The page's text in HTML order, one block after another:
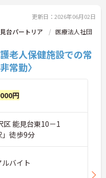
更新日：2026年06月02日
台パートリア
医療法人社団
老人保健施設での常
常勤〉
円
区 能見台東10－1
徒歩9分
バイト